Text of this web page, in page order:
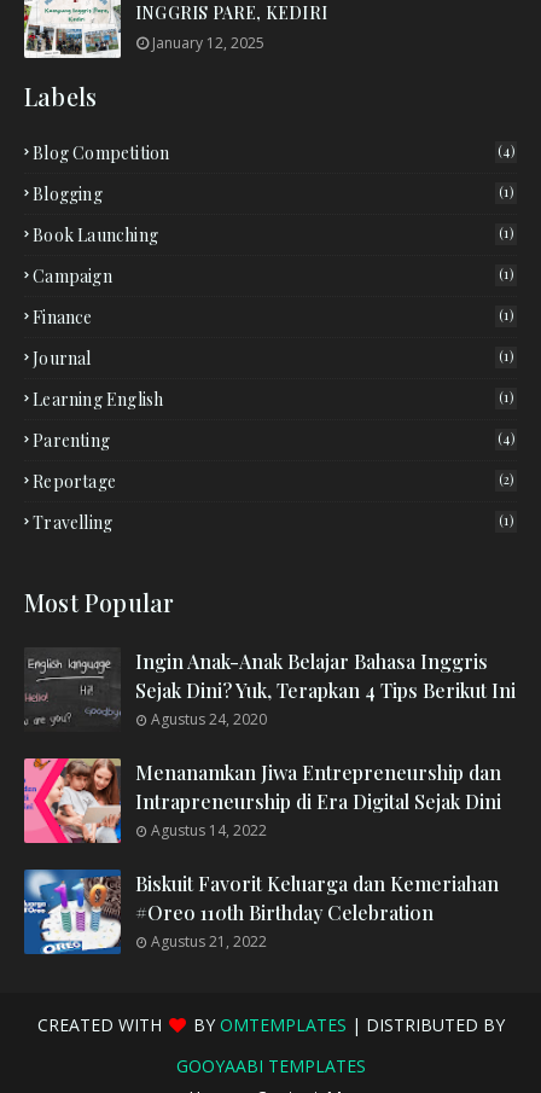
INGGRIS PARE, KEDIRI
January 12, 2025
Labels
Blog Competition (4)
Blogging (1)
Book Launching (1)
Campaign (1)
Finance (1)
Journal (1)
Learning English (1)
Parenting (4)
Reportage (2)
Travelling (1)
Most Popular
Ingin Anak-Anak Belajar Bahasa Inggris
Sejak Dini? Yuk, Terapkan 4 Tips Berikut Ini
Agustus 24, 2020
Menanamkan Jiwa Entrepreneurship dan
Intrapreneurship di Era Digital Sejak Dini
Agustus 14, 2022
Biskuit Favorit Keluarga dan Kemeriahan
#Oreo 110th Birthday Celebration
Agustus 21, 2022
CREATED WITH BY OMTEMPLATES | DISTRIBUTED BY
GOOYAABI TEMPLATES